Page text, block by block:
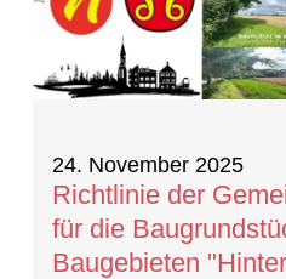
24. November 2025
Richtlinie der
für die
Baugebieten